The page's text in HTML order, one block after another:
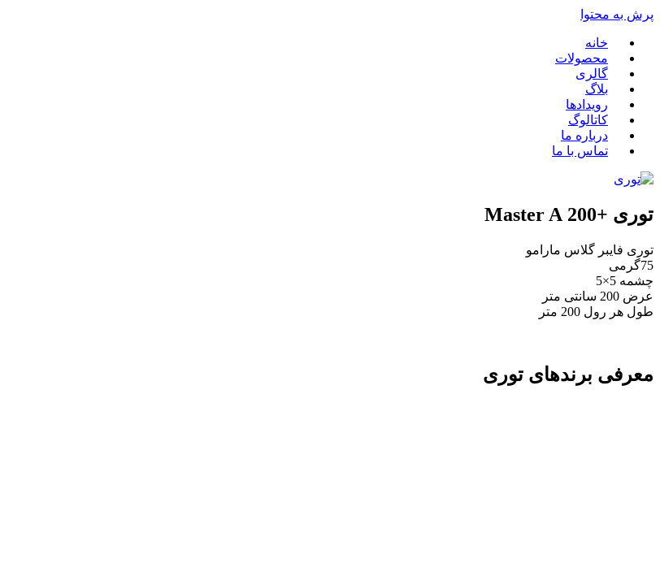
پرش به محتوا
خانه
محصولات
گالری
بلاگ
رویدادها
کاتالوگ
درباره ما
تماس با ما
توری +200 Master A
توری فایبر گلاس مارامو
75گرمی
چشمه 5×5
عرض 200 سانتی متر
طول هر رول 200 متر
معرفی برندهای توری